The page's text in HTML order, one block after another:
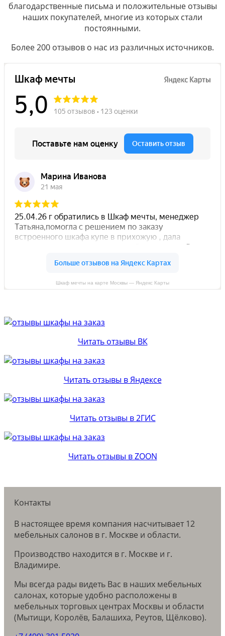
благодарственные письма и положительные отзывы
наших покупателей, многие из которых стали
постоянными.
Более 200 отзывов о нас из различных источников.
Шкаф мечты на карте Москвы — Яндекс Карты
Читать отзывы ВК
Читать отзывы в Яндексе
Читать отзывы в 2ГИС
Читать отзывы в ZOON
Контакты
В настоящее время компания насчитывает 12
мебельных салонов в г. Москве и области.
Производство находится в г. Москве и г.
Владимире.
Мы всегда рады видеть Вас в наших мебельных
салонах, которые удобно расположены в
мебельных торговых центрах Москвы и области
(Мытищи, Королёв, Балашиха, Реутов, Щёлково).